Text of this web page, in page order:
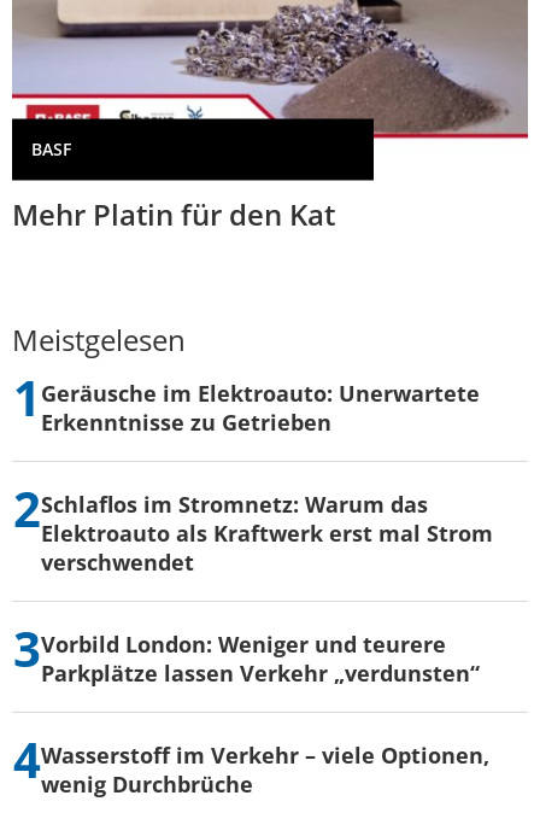
BASF
Mehr Platin für den Kat
Meistgelesen
Geräusche im Elektroauto: Unerwartete
Erkenntnisse zu Getrieben
Schlaflos im Stromnetz: Warum das
Elektroauto als Kraftwerk erst mal Strom
verschwendet
Vorbild London: Weniger und teurere
Parkplätze lassen Verkehr „verdunsten“
Wasserstoff im Verkehr – viele Optionen,
wenig Durchbrüche